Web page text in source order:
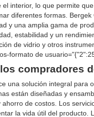
interior, lo que permite
diferentes formas.
y una amplia gama de
estabilidad y un
de vidrio y otros
formato de
compradores
una solución integral
están diseñadas y
de costos. Los
la vida útil del